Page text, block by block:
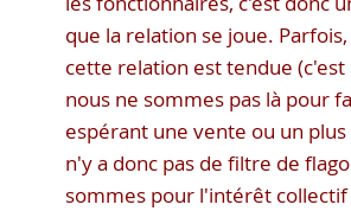
que la relation se joue.
cette relation est tendue (c'est
nous ne sommes pas là pour
espérant une vente ou un
n'y a donc pas de filtre de
sommes pour l'intérêt collectif